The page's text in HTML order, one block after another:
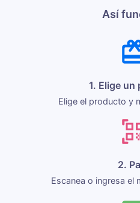
Así
1. Elige un
Elige el producto y
2.
Escanea o ingresa el